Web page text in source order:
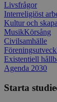
Livsfrågor
Interreligiöst
Kultur och
MusikKörsång
Civilsamhälle
Existentiell
Agenda 2030
Starta